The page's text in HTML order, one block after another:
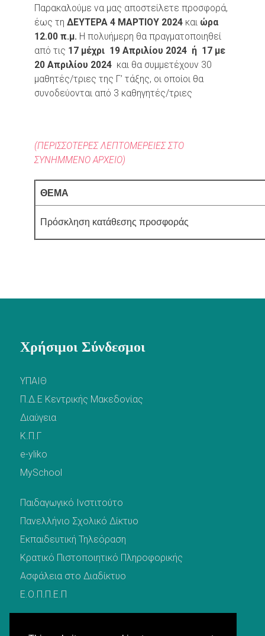
Παρακαλούμε να μας αποστείλετε προσφορά,
έως τη ΔΕΥΤΕΡΑ 4 ΜΑΡΤΙΟΥ 2024 και ώρα
12.00 π.μ. Η πολυήμερη θα πραγματοποιηθεί
από τις 17 μέχρι 19 Απριλίου 2024 ή 17 με
20 Απριλίου 2024 και θα συμμετέχουν 30
μαθητές/τριες της Γ’ τάξης, οι οποίοι θα
συνοδεύονται από 3 καθηγητές/τριες
(ΠΕΡΙΣΣΟΤΕΡΕΣ ΛΕΠΤΟΜΕΡΕΙΕΣ ΣΤΟ
ΣΥΝΗΜΜΕΝΟ ΑΡΧΕΙΟ)
ΘΕΜΑ
Πρόσκληση κατάθεσης
Χρήσιμοι Σύνδεσμοι
ΥΠΑΙΘ
Π.Δ.Ε Κεντρικής Μακεδονίας
Διαύγεια
Κ.Π.Γ
e-yliko
MySchool
Παιδαγωγικό Ινστιτούτο
Πανελλήνιο Σχολικό Δίκτυο
Εκπαιδευτική Τηλεόραση
Κρατικό Πιστοποιητικό Πληροφορικής
Ασφάλεια στο Διαδίκτυο
Ε.Ο.Π.Π.Ε.Π